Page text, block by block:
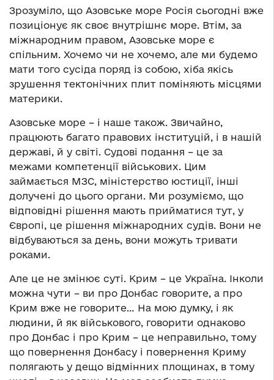
Зрозуміло, що Азовське море Росія сьогодні вже
позиціонує як своє внутрішнє море. Втім, за
міжнародним правом, Азовське море є
спільним. Хочемо чи не хочемо, але ми будемо
мати того сусіда поряд із собою, хіба якісь
зрушення тектонічних плит поміняють місцями
материки.
Азовське море – і наше також. Звичайно,
працюють багато правових інституцій, і в нашій
державі, й у світі. Судові подання – це за
межами компетенції військових. Цим
займається МЗС, міністерство юстиції, інші
долучені до цього органи. Ми розуміємо, що
відповідні рішення мають прийматися тут, у
Європі, це рішення міжнародних судів. Вони не
відбуваються за день, вони можуть тривати
роками.
Але це не змінює суті. Крим – це Україна. Інколи
можна чути – ви про Донбас говорите, а про
Крим вже не говорите… На мою думку, і як
людини, й як військового, говорити однаково
про Донбас і про Крим – це неправильно, тому
що повернення Донбасу і повернення Криму
полягають у дещо відмінних площинах, в тому